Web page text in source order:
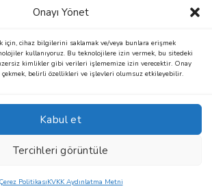
Onayı Yönet
için, cihaz bilgilerini saklamak ve/veya bunlara erişmek
kullanıyoruz. Bu teknolojilere izin vermek, bu sitedeki
kimlikler gibi verileri işlememize izin verecektir. Onay
çekmek, belirli özellikleri ve işlevleri olumsuz etkileyebilir.
Kabul et
Tercihleri görüntüle
Çerez PolitikasıKVKK Aydınlatma Metni
Metni-Çerez Politikası